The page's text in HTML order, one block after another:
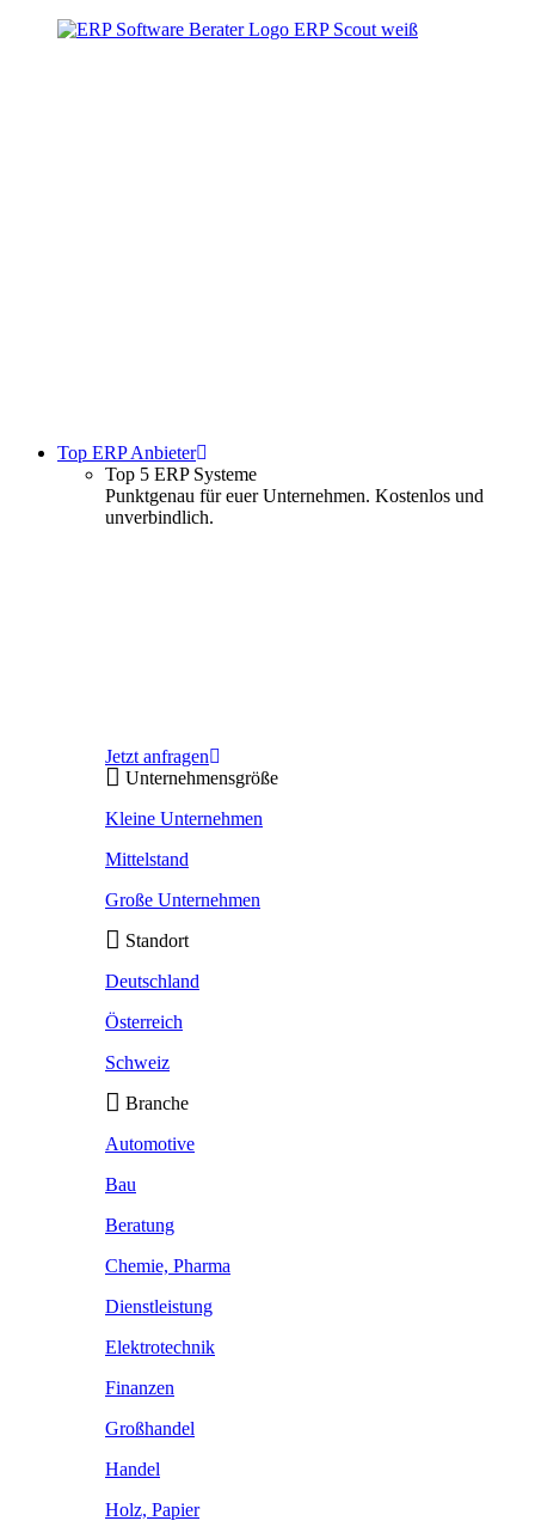
Top ERP Anbieter
Top 5 ERP Systeme
Punktgenau für euer Unternehmen. Kostenlos und
unverbindlich.
Jetzt anfragen
Unternehmensgröße
Kleine Unternehmen
Mittelstand
Große Unternehmen
Standort
Deutschland
Österreich
Schweiz
Branche
Automotive
Bau
Beratung
Chemie, Pharma
Dienstleistung
Elektrotechnik
Finanzen
Großhandel
Handel
Holz, Papier